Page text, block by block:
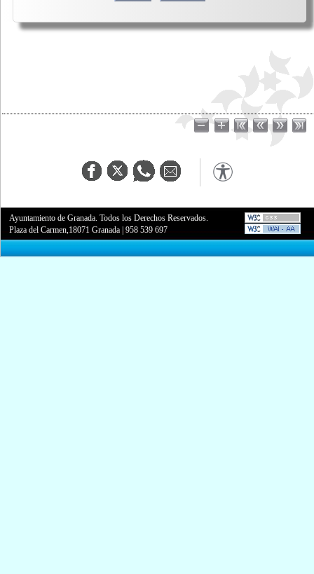
Ayuntamiento de Granada. Todos los Derechos Reservados.
Plaza del Carmen,18071 Granada |958 539 697